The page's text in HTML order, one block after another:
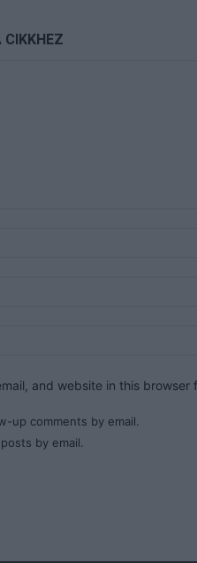
and website in this
up comments by email.
by email.